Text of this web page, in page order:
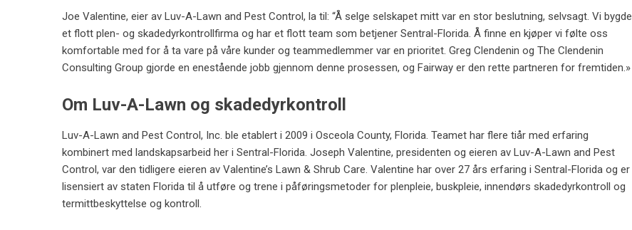
Joe Valentine, eier av Luv-A-Lawn and Pest Control, la til: “Å selge selskapet mitt var en stor beslutning, selvsagt. Vi bygde
et flott plen- og skadedyrkontrollfirma og har et flott team som betjener Sentral-Florida. Å finne en kjøper vi følte oss
komfortable med for å ta vare på våre kunder og teammedlemmer var en prioritet. Greg Clendenin og The Clendenin
Consulting Group gjorde en enestående jobb gjennom denne prosessen, og Fairway er den rette partneren for fremtiden.»
Om Luv-A-Lawn og skadedyrkontroll
Luv-A-Lawn and Pest Control, Inc. ble etablert i 2009 i Osceola County, Florida. Teamet har flere tiår med erfaring
kombinert med landskapsarbeid her i Sentral-Florida. Joseph Valentine, presidenten og eieren av Luv-A-Lawn and Pest
Control, var den tidligere eieren av Valentine’s Lawn & Shrub Care. Valentine har over 27 års erfaring i Sentral-Florida og er
lisensiert av staten Florida til å utføre og trene i påføringsmetoder for plenpleie, buskpleie, innendørs skadedyrkontroll og
termittbeskyttelse og kontroll.